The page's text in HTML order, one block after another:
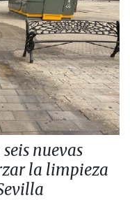
nuevas
la limpieza